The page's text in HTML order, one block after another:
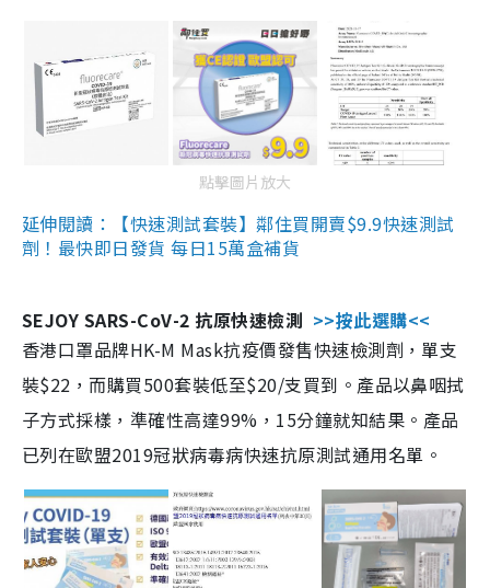
點擊圖片放大
延伸閱讀：【快速測試套裝】鄰住買開賣$9.9快速測試
劑！最快即日發貨 每日15萬盒補貨
SEJOY SARS-CoV-2 抗原快速檢測 >>按此選購<<
香港口罩品牌HK-M Mask抗疫價發售快速檢測劑，單支
裝$22，而購買500套裝低至$20/支買到。產品以鼻咽拭
子方式採樣，準確性高達99%，15分鐘就知結果。產品
已列在歐盟2019冠狀病毒病快速抗原測試通用名單。